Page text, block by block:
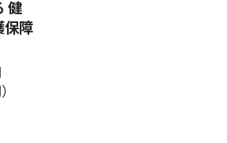
健
保障